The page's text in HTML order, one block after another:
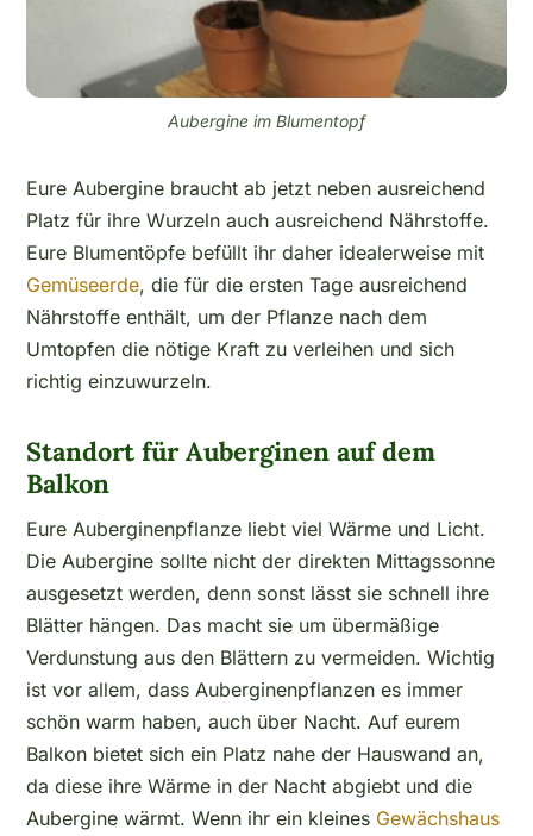
Aubergine im Blumentopf
Eure Aubergine braucht ab jetzt neben ausreichend
Platz für ihre Wurzeln auch ausreichend Nährstoffe.
Eure Blumentöpfe befüllt ihr daher idealerweise mit
Gemüseerde, die für die ersten Tage ausreichend
Nährstoffe enthält, um der Pflanze nach dem
Umtopfen die nötige Kraft zu verleihen und sich
richtig einzuwurzeln.
Standort für Auberginen auf dem
Balkon
Eure Auberginenpflanze liebt viel Wärme und Licht.
Die Aubergine sollte nicht der direkten Mittagssonne
ausgesetzt werden, denn sonst lässt sie schnell ihre
Blätter hängen. Das macht sie um übermäßige
Verdunstung aus den Blättern zu vermeiden. Wichtig
ist vor allem, dass Auberginenpflanzen es immer
schön warm haben, auch über Nacht. Auf eurem
Balkon bietet sich ein Platz nahe der Hauswand an,
da diese ihre Wärme in der Nacht abgiebt und die
Aubergine wärmt. Wenn ihr ein kleines Gewächshaus